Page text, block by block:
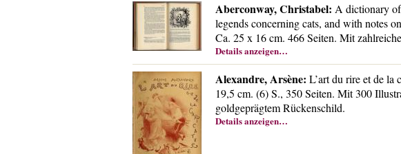
Aberconway, Christabel: A dictionary
legends concerning cats, and with notes
Ca. 25 x 16 cm. 466 Seiten. Mit
Details anzeigen…
Alexandre, Arsène: L’art du rire et de
19,5 cm. (6) S., 350 Seiten. Mit 300
goldgeprägtem Rückenschild.
Details anzeigen…